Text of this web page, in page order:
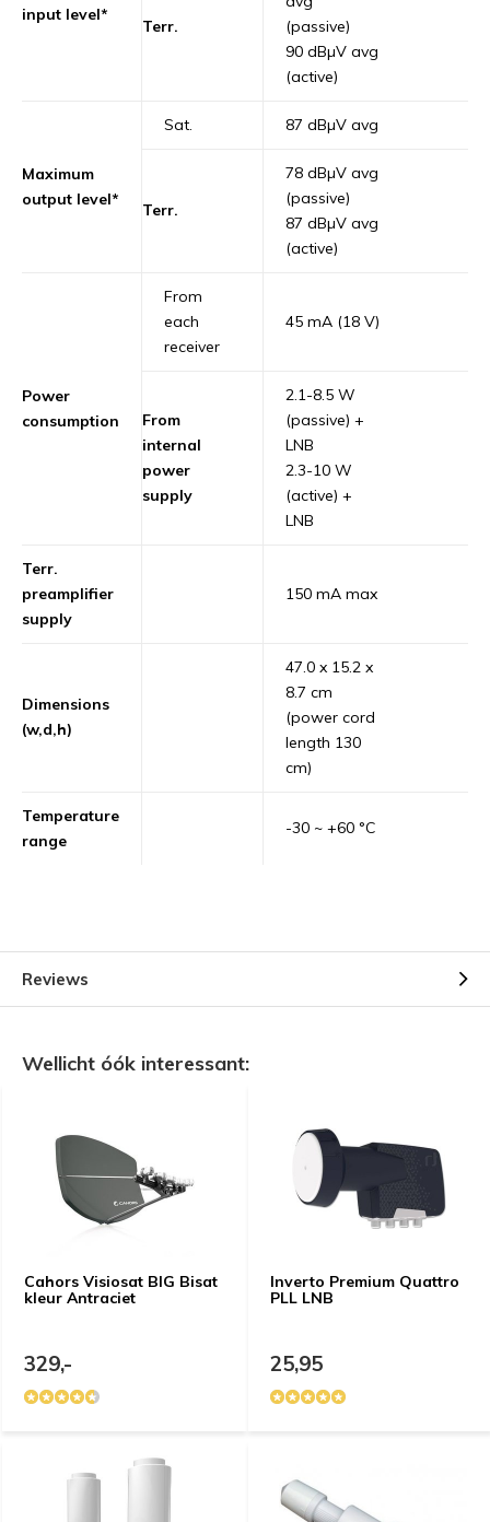
input level*
Terr.
(passive)
90 dBµV avg
(active)
Maximum
output level*
Sat. 87 dBµV avg
Terr.
78 dBµV avg
(passive)
87 dBµV avg
(active)
Power
consumption
From
each
receiver
45 mA (18 V)
From
internal
power
supply
2.1-8.5 W
(passive) +
LNB
2.3-10 W
(active) +
LNB
Terr.
preamplifier
supply
150 mA max
Dimensions
(w,d,h)
47.0 x 15.2 x
8.7 cm
(power cord
length 130
cm)
Temperature
range
-30 ~ +60 °C
Reviews
Wellicht óók interessant:
Cahors Visiosat BIG Bisat
kleur Antraciet
329,-
Inverto Premium Quattro
PLL LNB
25,95